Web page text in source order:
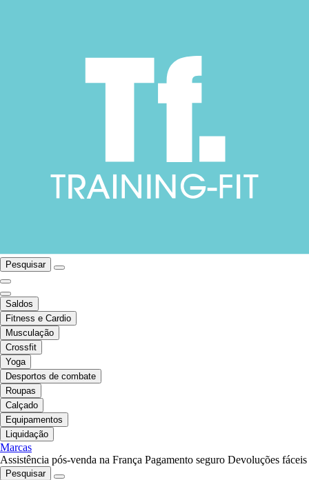
Pesquisar
Saldos
Fitness e Cardio
Musculação
Crossfit
Yoga
Desportos de combate
Roupas
Calçado
Equipamentos
Liquidação
Marcas
Assistência pós-venda na França Pagamento seguro Devoluções fáceis
Pesquisar